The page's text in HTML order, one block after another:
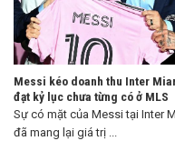
Messi kéo doanh thu Inter
đạt kỷ lục chưa từng có ở MLS
Sự có mặt của Messi tại Inter
đã mang lại giá trị ...